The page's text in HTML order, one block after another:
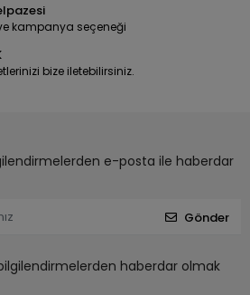
kampanya seçeneği
bize iletebilirsiniz.
e-posta ile haberdar
Gönder
haberdar olmak